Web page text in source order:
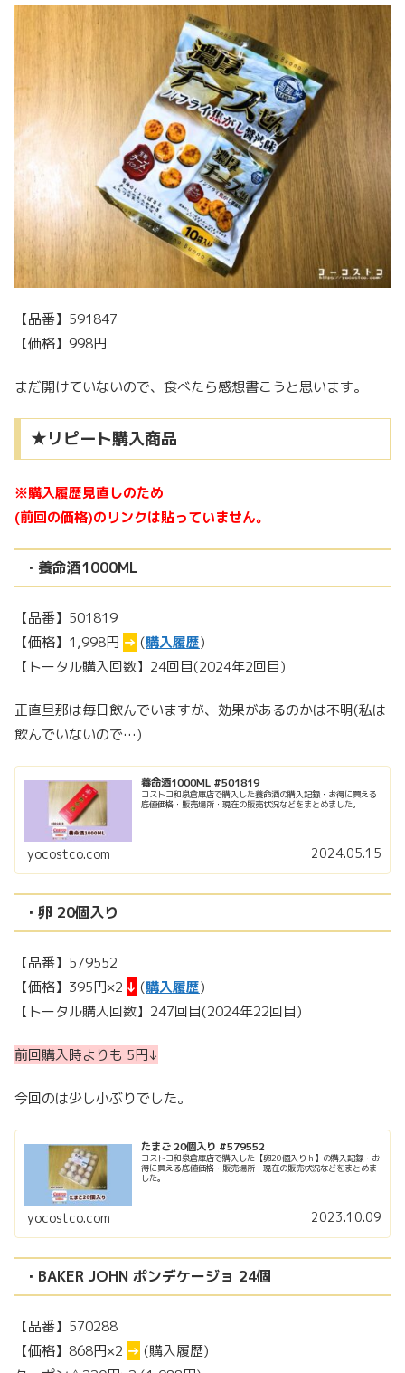
【品番】591847
【価格】998円
まだ開けていないので、食べたら感想書こうと思います。
★リピート購入商品
※購入履歴見直しのため
(前回の価格)のリンクは貼っていません。
・養命酒1000ML
【品番】501819
【価格】1,998円 → (購入履歴)
【トータル購入回数】24回目(2024年2回目)
正直旦那は毎日飲んでいますが、効果があるのかは不明(私は
飲んでいないので…)
養命酒1000ML #501819
コストコ和泉倉庫店で購入した養命酒の購入記録・お得に買える
底値価格・販売場所・現在の販売状況などをまとめました。
yocostco.com 2024.05.15
・卵 20個入り
【品番】579552
【価格】395円×2 ↓ (購入履歴)
【トータル購入回数】247回目(2024年22回目)
前回購入時よりも 5円↓
今回のは少し小ぶりでした。
たまご 20個入り #579552
コストコ和泉倉庫店で購入した【卵20個入りｈ】の購入記録・お
得に買える底値価格・販売場所・現在の販売状況などをまとめま
した。
yocostco.com 2023.10.09
・BAKER JOHN ポンデケージョ 24個
【品番】570288
【価格】868円×2 → (購入履歴)